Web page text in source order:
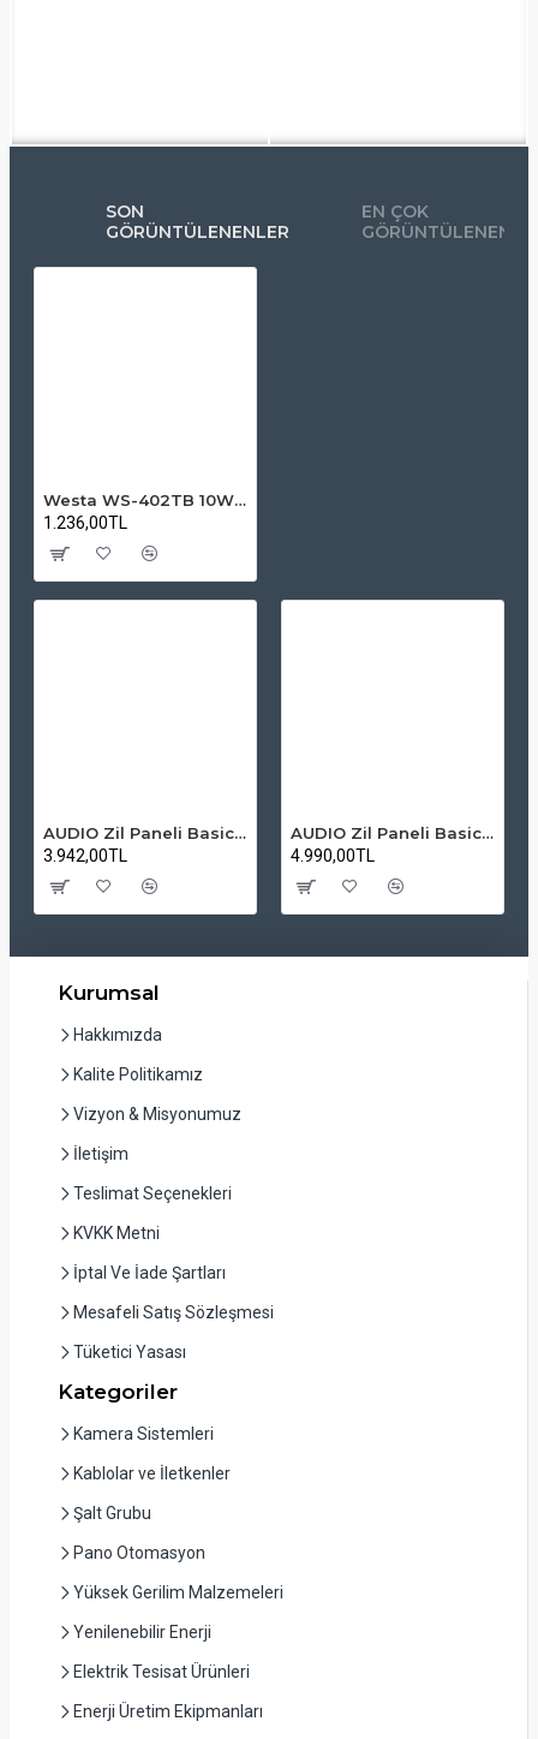
SON
GÖRÜNTÜLENENLER
EN ÇOK
Westa WS-402TB 10W 100V Trafolu Duvar Tipi Hoparlör - Beyaz
1.236,00TL
AUDIO Zil Paneli Basic Hpli Çift Buton 14'lü Sesli Apartman Diafon Kapı Paneli
3.942,00TL
AUDIO Zil Paneli Basic Hpli Çift Buton 20'li Sesli Apartman Diafon Kapı Paneli
4.990,00TL
Kurumsal
Hakkımızda
Kalite Politikamız
Vizyon & Misyonumuz
İletişim
Teslimat Seçenekleri
KVKK Metni
İptal Ve İade Şartları
Mesafeli Satış Sözleşmesi
Tüketici Yasası
Kategoriler
Kamera Sistemleri
Kablolar ve İletkenler
Şalt Grubu
Pano Otomasyon
Yüksek Gerilim Malzemeleri
Yenilenebilir Enerji
Elektrik Tesisat Ürünleri
Enerji Üretim Ekipmanları